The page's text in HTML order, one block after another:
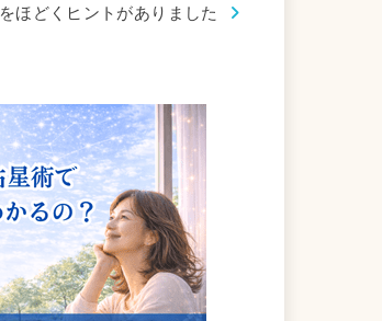
をほどくヒントがありました